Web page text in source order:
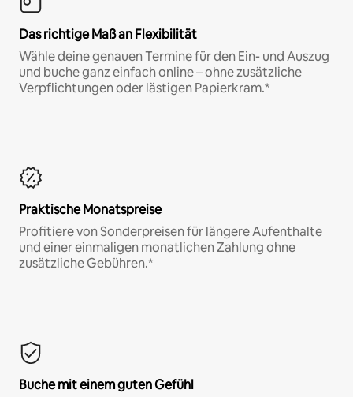
Das richtige Maß an Flexibilität
Wähle deine genauen Termine für den Ein- und Auszug
und buche ganz einfach online – ohne zusätzliche
Verpflichtungen oder lästigen Papierkram.*
Praktische Monatspreise
Profitiere von Sonderpreisen für längere Aufenthalte
und einer einmaligen monatlichen Zahlung ohne
zusätzliche Gebühren.*
Buche mit einem guten Gefühl